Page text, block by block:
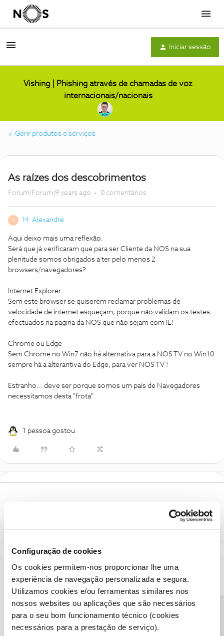
Configuração de cookies
Os cookies permitem-nos proporcionar lhe uma
experiência de navegação personalizada e segura.
Utilizamos cookies e/ou ferramentas similares nos
nossos websites ou aplicações que são necessários
para o seu bom funcionamento técnico (cookies
necessários para a prestação de serviço).
Menu
Iniciar sessão
Vishing | Phishing através de chamadas de voz
internacionais/nacionais
Gerir produtos e serviços
As raízes dos descobrimentos
Forum|Forum|9 years ago 0 comentários
M M. Alexandre
Aqui deixo mais uma reflexão.
Será que já verificaram que para ser Cliente da NOS na sua
plenitude somos obrigados a ter pelo menos 2
browsers/navegadores?
Internet Explorer
Sem este browser se quiserem reclamar problemas de
velocidade de internet esqueçam, porque não validam os testes
efectuados na pagina da NOS que não sejam com IE!
Chrome ou Edge
Sem Chrome no Win7 não há alternativa para a NOS TV no Win10
sempre há a alterantiva do Edge, para ver NOS TV !
Estranho... deve ser porque somos um país de Navegadores
necessitamos desta "frota".
1 pessoa gostou